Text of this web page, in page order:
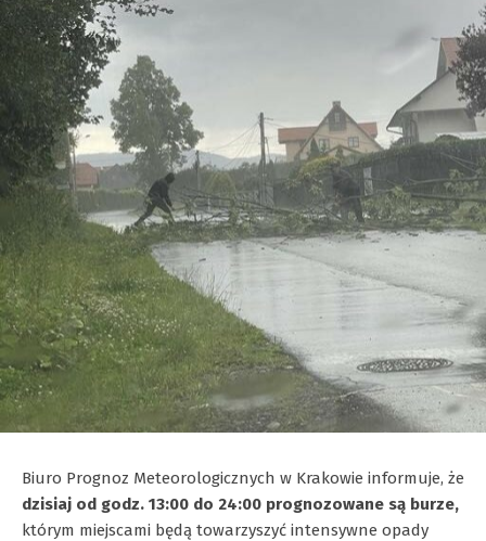
Biuro Prognoz Meteorologicznych w Krakowie informuje, że
dzisiaj od godz. 13:00 do 24:00 prognozowane są burze,
którym miejscami będą towarzyszyć intensywne opady